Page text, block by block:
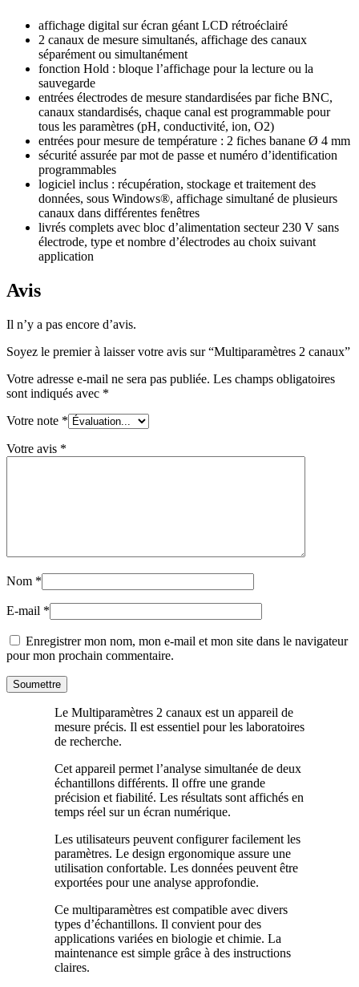
affichage digital sur écran géant LCD rétroéclairé
2 canaux de mesure simultanés, affichage des canaux
séparément ou simultanément
fonction Hold : bloque l’affichage pour la lecture ou la
sauvegarde
entrées électrodes de mesure standardisées par fiche BNC,
canaux standardisés, chaque canal est programmable pour
tous les paramètres (pH, conductivité, ion, O2)
entrées pour mesure de température : 2 fiches banane Ø 4 mm
sécurité assurée par mot de passe et numéro d’identification
programmables
logiciel inclus : récupération, stockage et traitement des
données, sous Windows®, affichage simultané de plusieurs
canaux dans différentes fenêtres
livrés complets avec bloc d’alimentation secteur 230 V sans
électrode, type et nombre d’électrodes au choix suivant
application
Avis
Il n’y a pas encore d’avis.
Soyez le premier à laisser votre avis sur “Multiparamètres 2 canaux”
Votre adresse e-mail ne sera pas publiée. Les champs obligatoires
sont indiqués avec *
Votre note *
Votre avis *
Nom *
E-mail *
Enregistrer mon nom, mon e-mail et mon site dans le navigateur
pour mon prochain commentaire.
Le Multiparamètres 2 canaux est un appareil de
mesure précis. Il est essentiel pour les laboratoires
de recherche.
Cet appareil permet l’analyse simultanée de deux
échantillons différents. Il offre une grande
précision et fiabilité. Les résultats sont affichés en
temps réel sur un écran numérique.
Les utilisateurs peuvent configurer facilement les
paramètres. Le design ergonomique assure une
utilisation confortable. Les données peuvent être
exportées pour une analyse approfondie.
Ce multiparamètres est compatible avec divers
types d’échantillons. Il convient pour des
applications variées en biologie et chimie. La
maintenance est simple grâce à des instructions
claires.